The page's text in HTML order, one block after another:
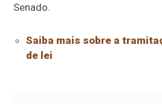
Senado.
Saiba mais sobre a
de lei